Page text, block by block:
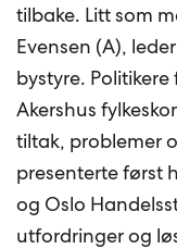
tilbake. Litt som
Evensen (A),
bystyre.
Akershus
tiltak, problemer
presenterte først
og Oslo
utfordringer og